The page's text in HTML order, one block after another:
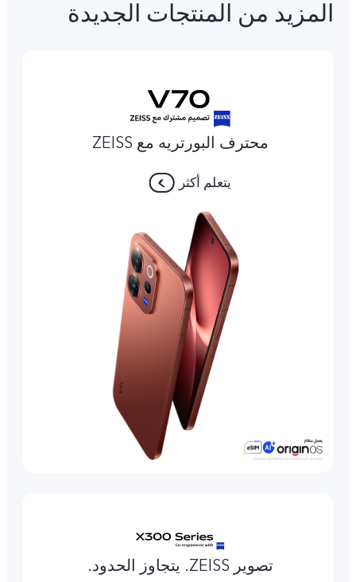
المزيد من المنتجات الجديدة
محترف البورتريه مع ZEISS
يتعلم أكثر
تصوير ZEISS. يتجاوز الحدود.